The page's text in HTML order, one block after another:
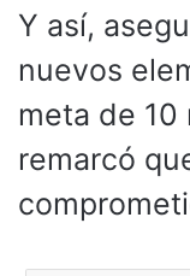
Y así,
nuevos
meta de 10
remarcó